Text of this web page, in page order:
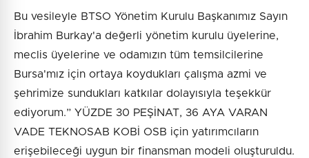
Bu vesileyle BTSO Yönetim Kurulu Başkanımız Sayın
İbrahim Burkay'a değerli yönetim kurulu üyelerine,
meclis üyelerine ve odamızın tüm temsilcilerine
Bursa'mız için ortaya koydukları çalışma azmi ve
şehrimize sundukları katkılar dolayısıyla teşekkür
ediyorum.” YÜZDE 30 PEŞİNAT, 36 AYA VARAN
VADE TEKNOSAB KOBİ OSB için yatırımcıların
erişebileceği uygun bir finansman modeli oluşturuldu.